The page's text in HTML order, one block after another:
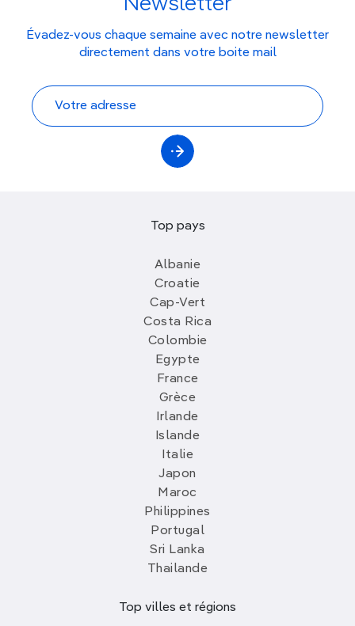
Évadez-vous chaque semaine avec notre newsletter
directement dans votre boite mail
Top pays
Albanie
Croatie
Cap-Vert
Costa Rica
Colombie
Egypte
France
Grèce
Irlande
Islande
Italie
Japon
Maroc
Philippines
Portugal
Sri Lanka
Thailande
Top villes et régions